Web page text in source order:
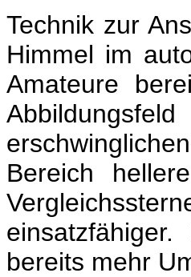
Technik zur
Himmel im
Amateure
Bereich
bereits mehr